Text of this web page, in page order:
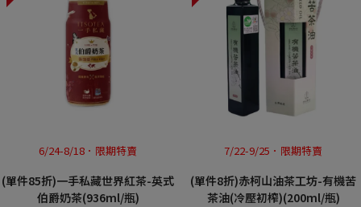
6/24-8/18．限期特賣
(單件85折)一手私藏世界紅茶-英式
伯爵奶茶(936ml/瓶)
7/22-9/25．限期特賣
(單件8折)赤柯山油茶工坊-有機苦
茶油(冷壓初榨)(200ml/瓶)